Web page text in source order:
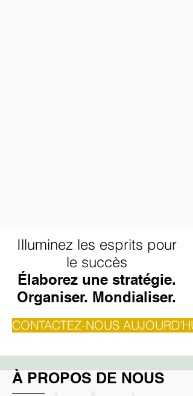
Illuminez les esprits pour
le succès
Élaborez une stratégie.
Organiser. Mondialiser.
CONTACTEZ-NOUS
À PROPOS DE NOUS